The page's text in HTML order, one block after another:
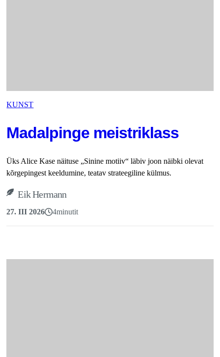
KUNST
Madalpinge meistriklass
Üks Alice Kase näituse „Sinine motiiv“ läbiv joon näibki olevat
kõrgepingest keeldumine, teatav strateegiline külmus.
Eik Hermann
27. III 2026 4minutit